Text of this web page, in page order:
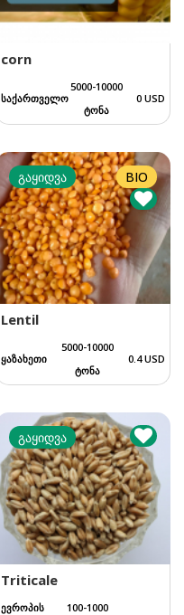
corn
საქართველო
5000-10000
ტონა
0 USD
გაყიდვა BIO
Lentil
ყაზახეთი
5000-10000
ტონა
0.4 USD
გაყიდვა
Triticale
ევროპის
100-1000